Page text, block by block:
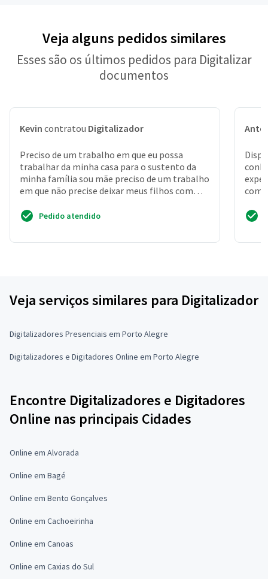
Veja alguns pedidos similares
Esses são os últimos pedidos para Digitalizar
documentos
Kevin contratou Digitalizador
Preciso de um trabalho em que eu possa
trabalhar da minha casa para o sustento da
minha família sou mãe preciso de um trabalho
em que não precise deixar meus filhos com
Pedido atendido
Veja serviços similares para Digitalizador
Digitalizadores Presenciais em Porto Alegre
Digitalizadores e Digitadores Online em Porto Alegre
Encontre Digitalizadores e Digitadores
Online nas principais Cidades
Online em Alvorada
Online em Bagé
Online em Bento Gonçalves
Online em Cachoeirinha
Online em Canoas
Online em Caxias do Sul